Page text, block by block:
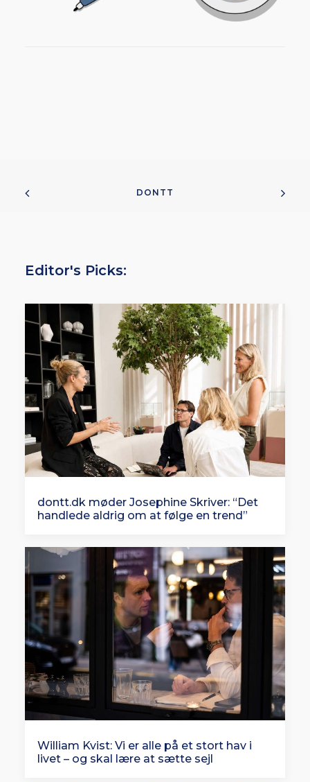
DONTT
Editor's Picks:
dontt.dk møder Josephine Skriver: “Det
handlede aldrig om at følge en trend”
William Kvist: Vi er alle på et stort hav i
livet – og skal lære at sætte sejl